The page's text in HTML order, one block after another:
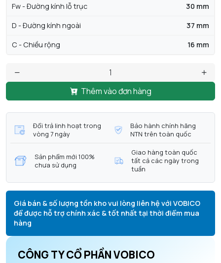
Fw - Đường kính lỗ trục 30 mm
D - Đường kính ngoài 37 mm
C - Chiều rộng 16 mm
Thêm vào đơn hàng
Đổi trả linh hoạt trong
vòng 7 ngày
Bảo hành chính hãng
NTN trên toàn quốc
Sản phẩm mới 100%
chưa sử dụng
Giao hàng toàn quốc
tất cả các ngày trong
tuần
Giá bán & số lượng tồn kho vui lòng liên hệ với VOBICO
để được hỗ trợ chính xác & tốt nhất tại thời điểm mua
hàng
CÔNG TY CỔ PHẦN VOBICO